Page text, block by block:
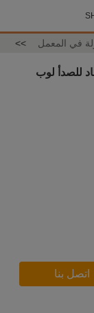
في المعمل >>
الأغراض 500 مل مضاد للصدأ لوب
اتصل بنا